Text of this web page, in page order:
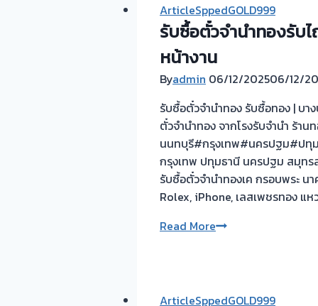
ArticleSppedGOLD999
รับซื้อตั๋วจำนำทองรับ
หน้างาน
Byadmin 06/12/202506/12/
รับซื้อตั๋วจำนำทอง รับซื้อทอง | บ
ตั๋วจำนำทอง จากโรงรับจำนำ ร้า
นนทบุรี#กรุงเทพ#นครปฐม#ปทุม
กรุงเทพ ปทุมธานี นครปฐม สมุท
รับซื้อตั๋วจำนำทองเค กรอบพระ น
Rolex, iPhone, เลสเพชรทอง แ
Read Moreรับ
ทอง
ArticleSppedGOLD999